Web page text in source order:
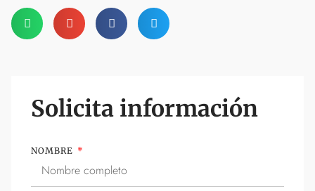
Solicita información
NOMBRE